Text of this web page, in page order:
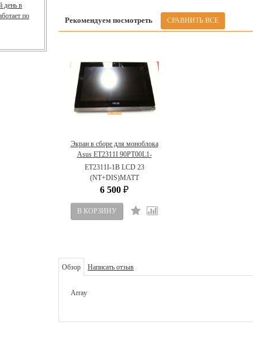
день в
по
Рекомендуем посмотреть
Экран в сборе для моноблока
Asus ET2311I 90PT00L1-
R23000
ET2311I-1B LCD 23
(NT+DIS)MATT
6 500 ₽
Обзор Написать отзыв
Array